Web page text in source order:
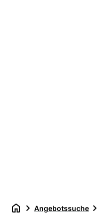
Angebotssuche